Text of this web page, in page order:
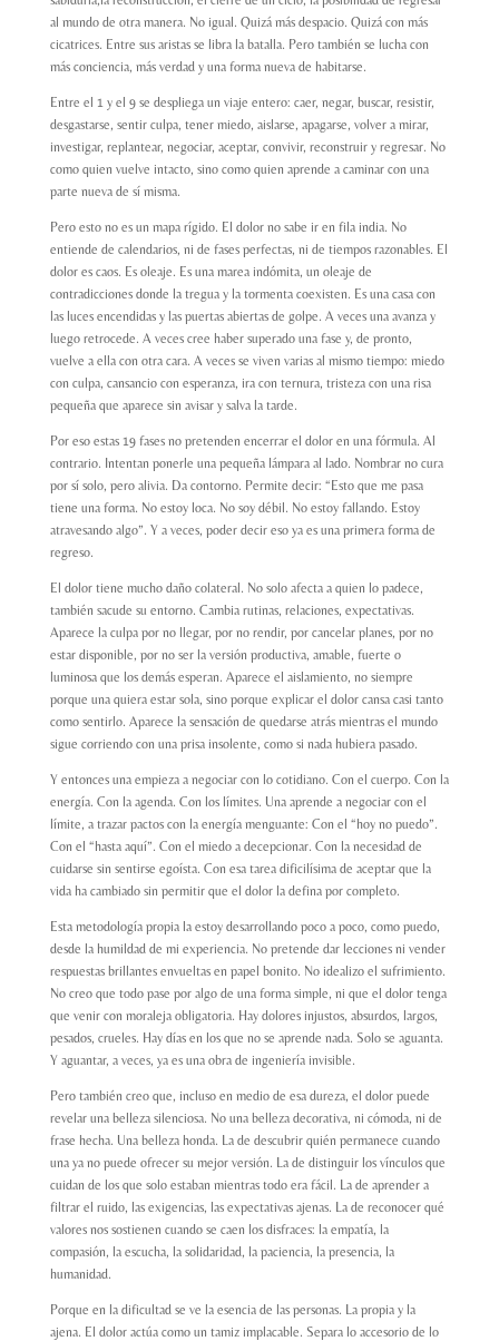
al mundo de otra manera. No igual. Quizá más despacio. Quizá con más
cicatrices. Entre sus aristas se libra la batalla. Pero también se lucha con
más conciencia, más verdad y una forma nueva de habitarse.
Entre el 1 y el 9 se despliega un viaje entero: caer, negar, buscar, resistir,
desgastarse, sentir culpa, tener miedo, aislarse, apagarse, volver a mirar,
investigar, replantear, negociar, aceptar, convivir, reconstruir y regresar. No
como quien vuelve intacto, sino como quien aprende a caminar con una
parte nueva de sí misma.
Pero esto no es un mapa rígido. El dolor no sabe ir en fila india. No
entiende de calendarios, ni de fases perfectas, ni de tiempos razonables. El
dolor es caos. Es oleaje. Es una marea indómita, un oleaje de
contradicciones donde la tregua y la tormenta coexisten. Es una casa con
las luces encendidas y las puertas abiertas de golpe. A veces una avanza y
luego retrocede. A veces cree haber superado una fase y, de pronto,
vuelve a ella con otra cara. A veces se viven varias al mismo tiempo: miedo
con culpa, cansancio con esperanza, ira con ternura, tristeza con una risa
pequeña que aparece sin avisar y salva la tarde.
Por eso estas 19 fases no pretenden encerrar el dolor en una fórmula. Al
contrario. Intentan ponerle una pequeña lámpara al lado. Nombrar no cura
por sí solo, pero alivia. Da contorno. Permite decir: “Esto que me pasa
tiene una forma. No estoy loca. No soy débil. No estoy fallando. Estoy
atravesando algo”. Y a veces, poder decir eso ya es una primera forma de
regreso.
El dolor tiene mucho daño colateral. No solo afecta a quien lo padece,
también sacude su entorno. Cambia rutinas, relaciones, expectativas.
Aparece la culpa por no llegar, por no rendir, por cancelar planes, por no
estar disponible, por no ser la versión productiva, amable, fuerte o
luminosa que los demás esperan. Aparece el aislamiento, no siempre
porque una quiera estar sola, sino porque explicar el dolor cansa casi tanto
como sentirlo. Aparece la sensación de quedarse atrás mientras el mundo
sigue corriendo con una prisa insolente, como si nada hubiera pasado.
Y entonces una empieza a negociar con lo cotidiano. Con el cuerpo. Con la
energía. Con la agenda. Con los límites. Una aprende a negociar con el
límite, a trazar pactos con la energía menguante: Con el “hoy no puedo”.
Con el “hasta aquí”. Con el miedo a decepcionar. Con la necesidad de
cuidarse sin sentirse egoísta. Con esa tarea dificilísima de aceptar que la
vida ha cambiado sin permitir que el dolor la defina por completo.
Esta metodología propia la estoy desarrollando poco a poco, como puedo,
desde la humildad de mi experiencia. No pretende dar lecciones ni vender
respuestas brillantes envueltas en papel bonito. No idealizo el sufrimiento.
No creo que todo pase por algo de una forma simple, ni que el dolor tenga
que venir con moraleja obligatoria. Hay dolores injustos, absurdos, largos,
pesados, crueles. Hay días en los que no se aprende nada. Solo se aguanta.
Y aguantar, a veces, ya es una obra de ingeniería invisible.
Pero también creo que, incluso en medio de esa dureza, el dolor puede
revelar una belleza silenciosa. No una belleza decorativa, ni cómoda, ni de
frase hecha. Una belleza honda. La de descubrir quién permanece cuando
una ya no puede ofrecer su mejor versión. La de distinguir los vínculos que
cuidan de los que solo estaban mientras todo era fácil. La de aprender a
filtrar el ruido, las exigencias, las expectativas ajenas. La de reconocer qué
valores nos sostienen cuando se caen los disfraces: la empatía, la
compasión, la escucha, la solidaridad, la paciencia, la presencia, la
humanidad.
Porque en la dificultad se ve la esencia de las personas. La propia y la
ajena. El dolor actúa como un tamiz implacable. Separa lo accesorio de lo